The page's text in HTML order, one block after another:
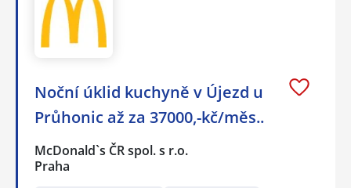
Noční úklid kuchyně v Újezd u
Průhonic až za 37000,-kč/měs..
McDonald`s ČR spol. s r.o.
Praha